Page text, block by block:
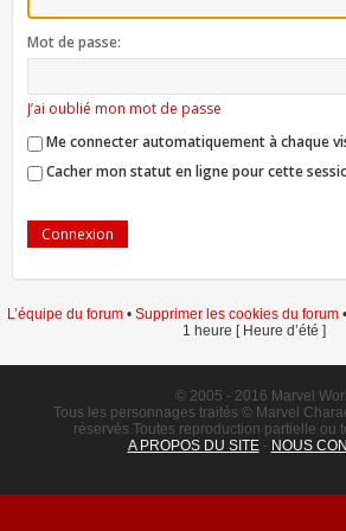
Mot de passe:
J’ai oublié mon mot de passe
Me connecter automatiquement à chaque
Cacher mon statut en ligne pour cette
L’équipe du forum• Supprimer les cookies du forum
1 heure [ Heure d’été ]
© 2005 - 2016 Marvel
Tous les personnages traités © Marvel
réservés.Toutes reproduction partielle ou
A PROPOS DU SITE- NOUS